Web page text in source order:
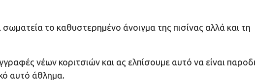
το καθυστερημένο άνοιγμα της πισίνας αλλά και τη
νέων κοριτσιών και ας ελπίσουμε αυτό να είναι
αυτό άθλημα.